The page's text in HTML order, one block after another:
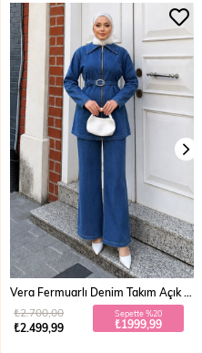
₺2.499,99
₺2.700,00 Sepette %20
₺1999,99